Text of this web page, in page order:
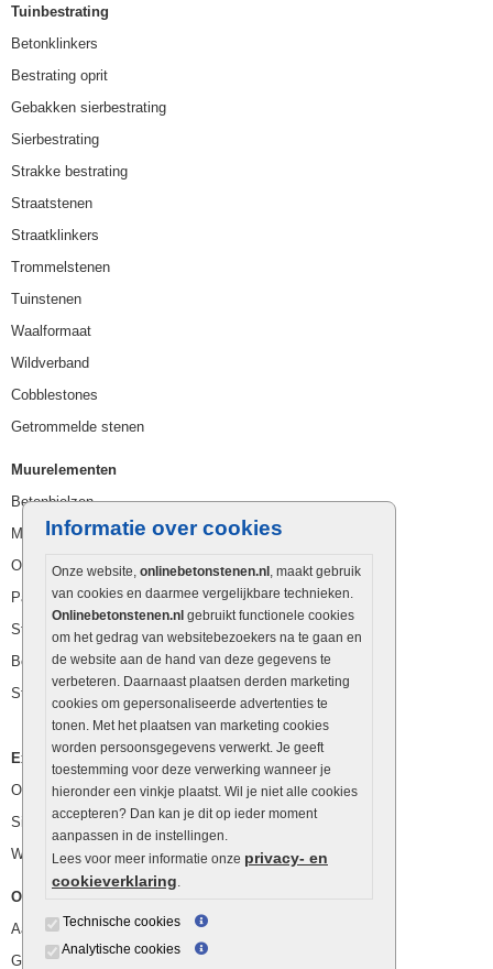
Informatie over cookies
Onze website, onlinebetonstenen.nl , maakt gebruik
van cookies en daarmee vergelijkbare technieken.
Onlinebetonstenen.nl gebruikt functionele cookies
om het gedrag van websitebezoekers na te gaan en
de website aan de hand van deze gegevens te
verbeteren. Daarnaast plaatsen derden marketing
cookies om gepersonaliseerde advertenties te
tonen. Met het plaatsen van marketing cookies
worden persoonsgegevens verwerkt. Je geeft
toestemming voor deze verwerking wanneer je
hieronder een vinkje plaatst. Wil je niet alle cookies
accepteren? Dan kan je dit op ieder moment
aanpassen in de instellingen.
Lees voor meer informatie onze privacy- en
cookieverklaring.
Technische cookies
Analytische cookies
Tuinbestrating
Betonklinkers
Bestrating oprit
Gebakken sierbestrating
Sierbestrating
Strakke bestrating
Straatstenen
Straatklinkers
Trommelstenen
Tuinstenen
Waalformaat
Wildverband
Cobblestones
Getrommelde stenen
Muurelementen
Betonbielzen
Muurstenen
Opsluitbanden
Palissaden
Stapelblokken
Betonblokken
Stapelstenen
Extra benodigdheden
Ophoogzand
Siergrind en siersplit
Waterafvoer
Overig
Aanbiedingen
Goedkope bestrating